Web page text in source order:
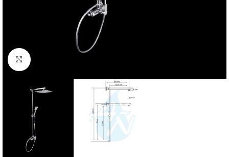
Click para ampliar